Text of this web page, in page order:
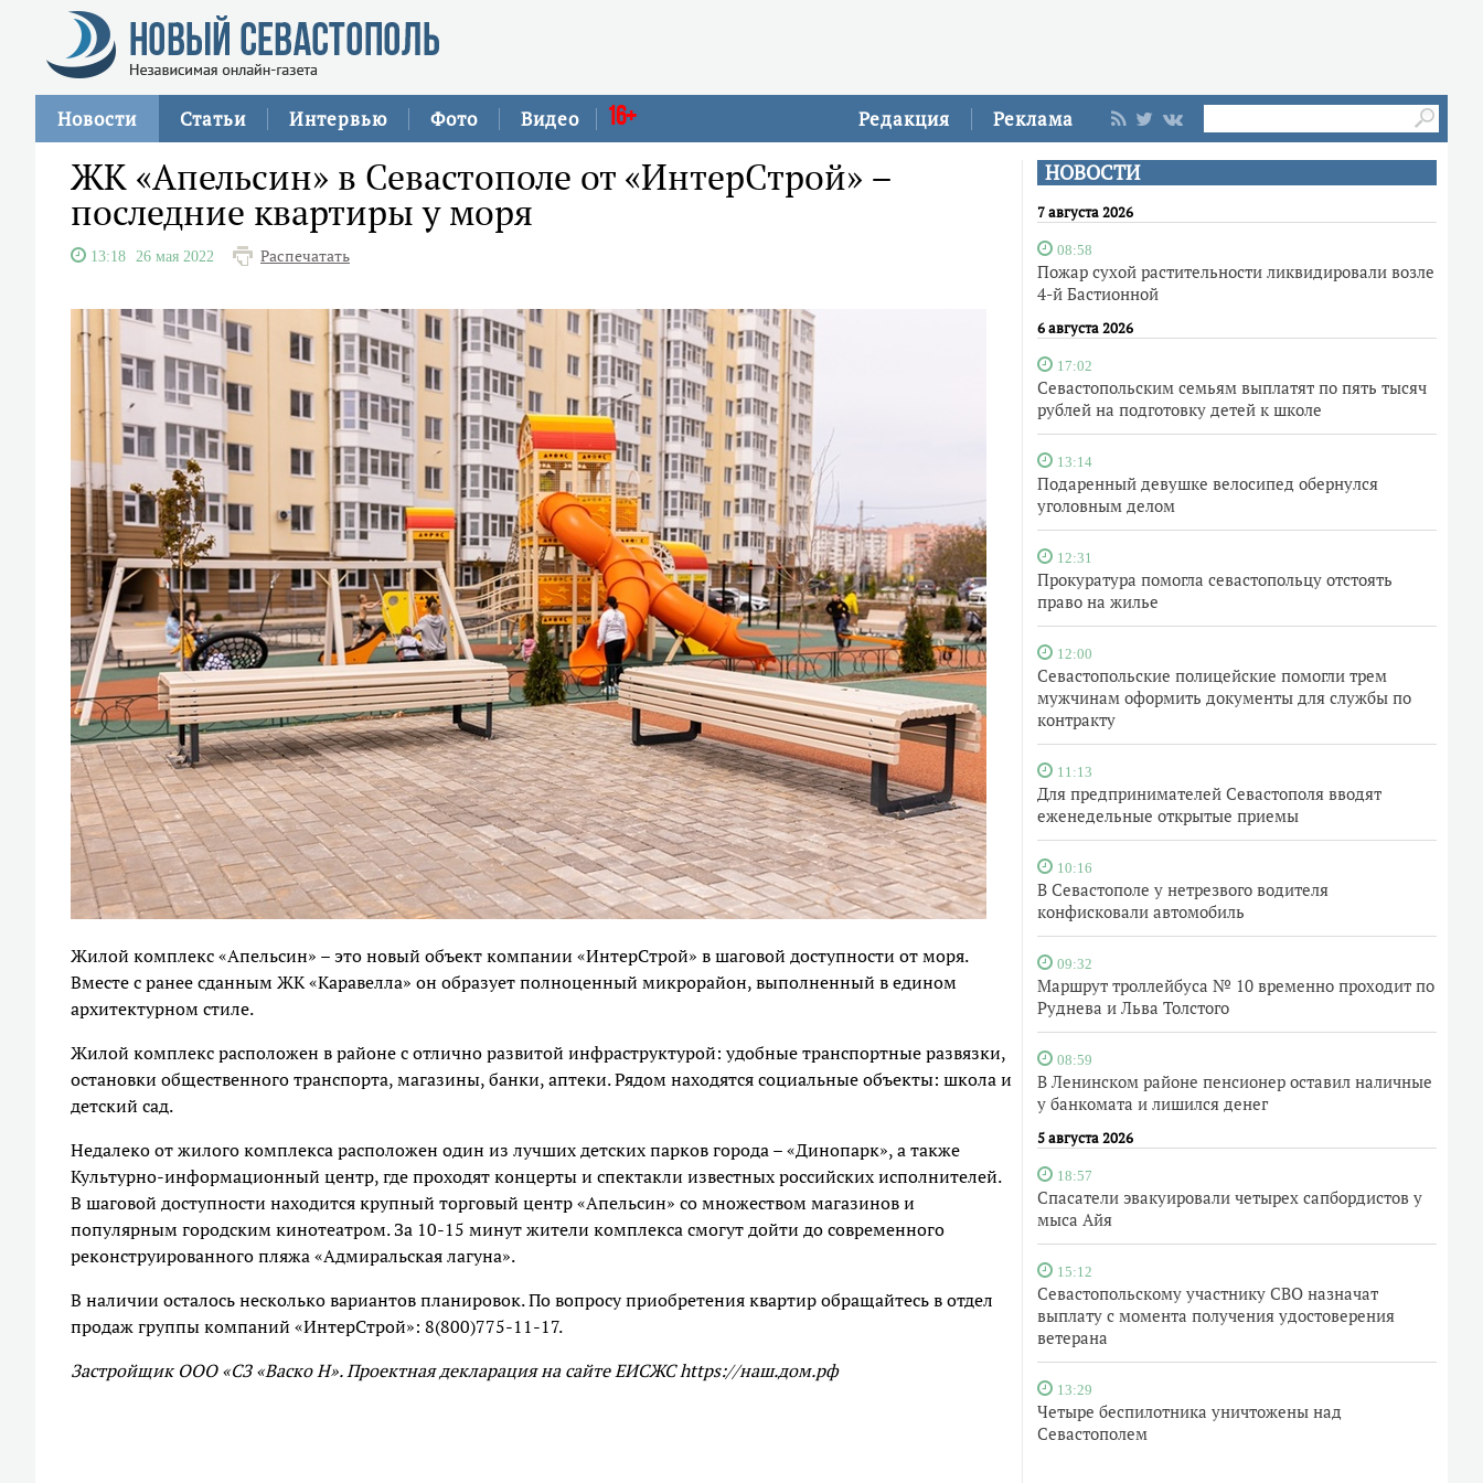
Редакция Реклама
Новости Статьи Интервью Фото Видео 16+
НОВОСТИ
7 августа 2026
08:58
Пожар сухой растительности ликвидировали возле
4-й Бастионной
6 августа 2026
17:02
Севастопольским семьям выплатят по пять тысяч
рублей на подготовку детей к школе
13:14
Подаренный девушке велосипед обернулся
уголовным делом
12:31
Прокуратура помогла севастопольцу отстоять
право на жилье
12:00
Севастопольские полицейские помогли трем
мужчинам оформить документы для службы по
контракту
11:13
Для предпринимателей Севастополя вводят
еженедельные открытые приемы
10:16
В Севастополе у нетрезвого водителя
конфисковали автомобиль
09:32
Маршрут троллейбуса № 10 временно проходит по
Руднева и Льва Толстого
08:59
В Ленинском районе пенсионер оставил наличные
у банкомата и лишился денег
5 августа 2026
18:57
Спасатели эвакуировали четырех сапбордистов у
мыса Айя
15:12
Севастопольскому участнику СВО назначат
выплату с момента получения удостоверения
ветерана
13:29
Четыре беспилотника уничтожены над
Севастополем
ЖК «Апельсин» в Севастополе от «ИнтерСтрой» –
последние квартиры у моря
13:18 26 мая 2022 Распечатать
Жилой комплекс «Апельсин» – это новый объект компании «ИнтерСтрой» в шаговой доступности от моря.
Вместе с ранее сданным ЖК «Каравелла» он образует полноценный микрорайон, выполненный в едином
архитектурном стиле.
Жилой комплекс расположен в районе с отлично развитой инфраструктурой: удобные транспортные развязки,
остановки общественного транспорта, магазины, банки, аптеки. Рядом находятся социальные объекты: школа и
детский сад.
Недалеко от жилого комплекса расположен один из лучших детских парков города – «Динопарк», а также
Культурно-информационный центр, где проходят концерты и спектакли известных российских исполнителей.
В шаговой доступности находится крупный торговый центр «Апельсин» со множеством магазинов и
популярным городским кинотеатром. За 10-15 минут жители комплекса смогут дойти до современного
реконструированного пляжа «Адмиральская лагуна».
В наличии осталось несколько вариантов планировок. По вопросу приобретения квартир обращайтесь в отдел
продаж группы компаний «ИнтерСтрой»: 8(800)775-11-17.
Застройщик ООО «СЗ «Васко Н». Проектная декларация на сайте ЕИСЖС https://наш.дом.рф